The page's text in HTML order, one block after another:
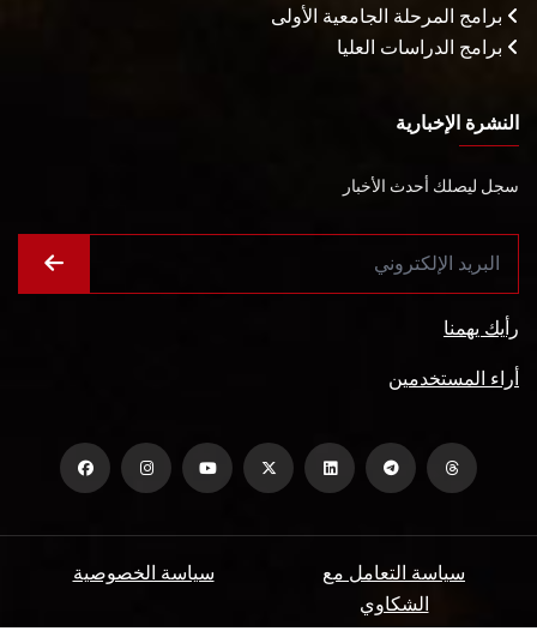
برامج المرحلة الجامعية الأولى
برامج الدراسات العليا
النشرة الإخبارية
سجل ليصلك أحدث الأخبار
رأيك يهمنا
أراء المستخدمين
سياسة الخصوصية
سياسة التعامل مع
الشكاوي